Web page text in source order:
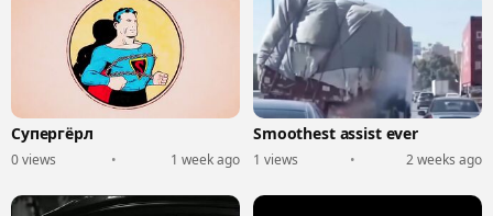
Супергёрл
0 views • 1 week ago
Smoothest assist ever
1 views • 2 weeks ago